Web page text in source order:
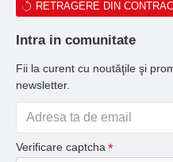
RETRAGERE DIN
Intra in comunitate
Fii la curent cu noutăţile şi
newsletter.
Verificare captcha